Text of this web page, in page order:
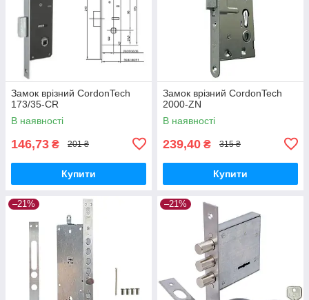
Замок врізний CordonTech
173/35-CR
В наявності
146,73 ₴ 201 ₴
Купити
Замок врізний CordonTech
2000-ZN
В наявності
239,40 ₴ 315 ₴
Купити
–21% –21%